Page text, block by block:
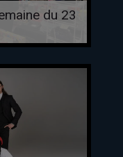
du 23